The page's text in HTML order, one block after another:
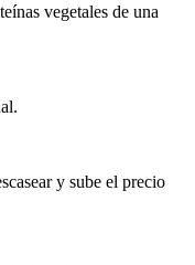
vegetales de una
y sube el precio